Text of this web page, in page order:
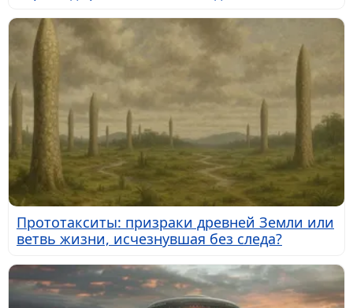
Прототакситы: призраки древней Земли или
ветвь жизни, исчезнувшая без следа?